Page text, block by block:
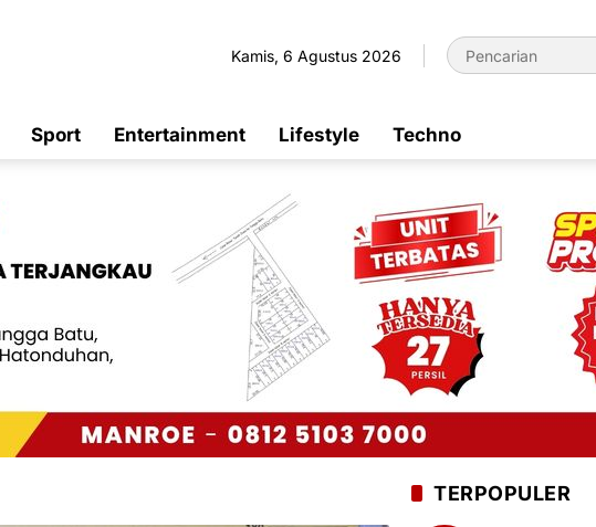
Kamis, 6 Agustus 2026
Sport Entertainment Lifestyle Techno
TERPOPULER